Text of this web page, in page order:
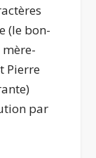
(le bon-
Pierre
par